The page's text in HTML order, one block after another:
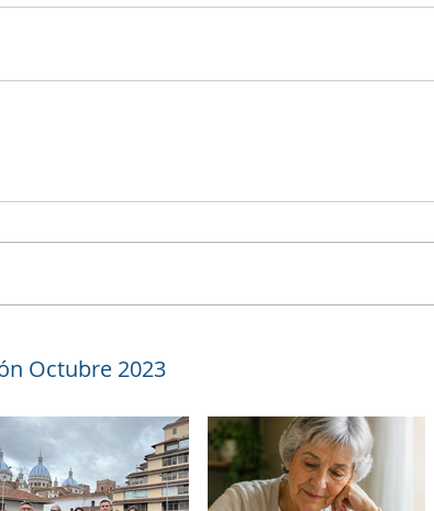
Octubre 2023